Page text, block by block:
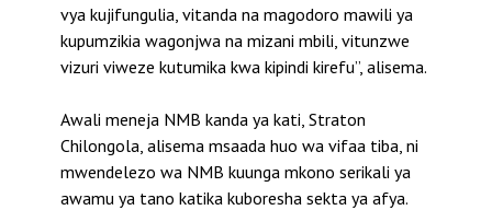
vya kujifungulia, vitanda na magodoro mawili ya
kupumzikia wagonjwa na mizani mbili, vitunzwe
vizuri viweze kutumika kwa kipindi kirefu”, alisema.
Awali meneja NMB kanda ya kati, Straton
Chilongola, alisema msaada huo wa vifaa tiba, ni
mwendelezo wa NMB kuunga mkono serikali ya
awamu ya tano katika kuboresha sekta ya afya.